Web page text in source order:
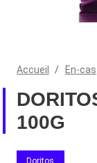
Accueil / En-cas
100G